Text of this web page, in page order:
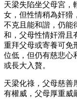
天梁失陷坐父母宮，
女，但性情稍為奸猾
不克且能和諧，仍能
和，父母性情奸滑且
重拜父母或寄養可免
位低，但仍有慈悲心
或長大入贅。
天梁化祿，父母慈善
有權威，父母厚重威